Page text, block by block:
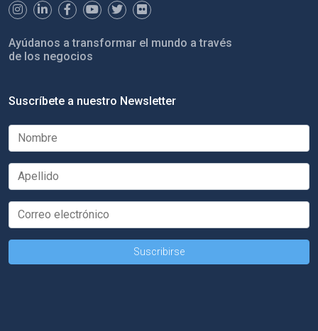
Ayúdanos a transformar el mundo a través
de los negocios
Suscríbete a nuestro Newsletter